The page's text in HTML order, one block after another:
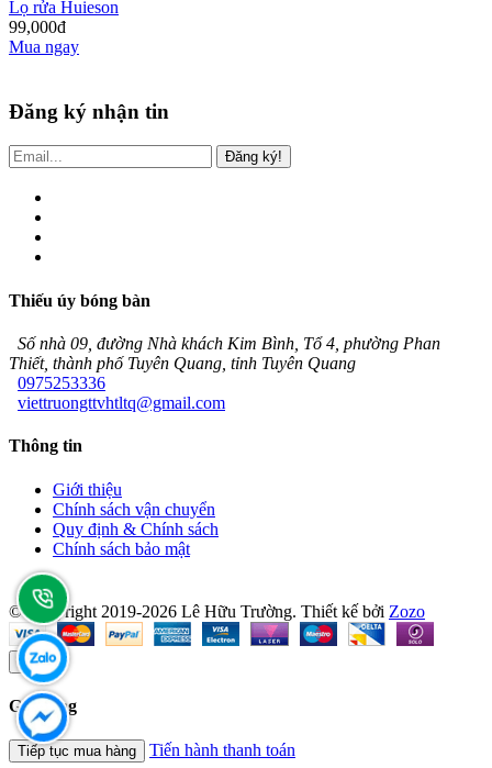
Lọ rửa Huieson
99,000đ
Mua ngay
Đăng ký nhận tin
Đăng ký!
Thiếu úy bóng bàn
Số nhà 09, đường Nhà khách Kim Bình, Tổ 4, phường Phan
Thiết, thành phố Tuyên Quang, tỉnh Tuyên Quang
0975253336
viettruongttvhtltq@gmail.com
Thông tin
Giới thiệu
Chính sách vận chuyển
Quy định & Chính sách
Chính sách bảo mật
© Copyright 2019-2026 Lê Hữu Trường. Thiết kế bởi Zozo
×
Giỏ hàng
Tiếp tục mua hàng Tiến hành thanh toán